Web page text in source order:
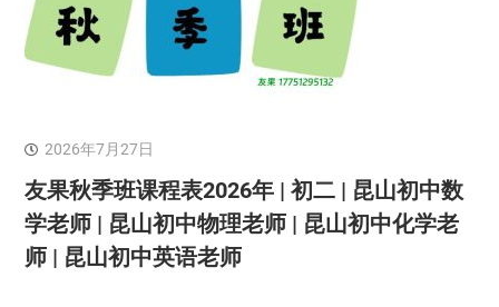
2026年7月27日
友果秋季班课程表2026年 | 初二 | 昆山初中数
学老师 | 昆山初中物理老师 | 昆山初中化学老
师 | 昆山初中英语老师